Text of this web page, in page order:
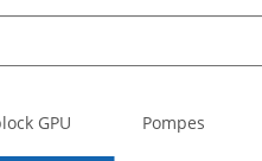
GPU Pompes